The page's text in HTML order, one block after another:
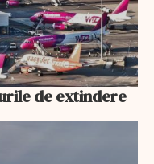
de extindere